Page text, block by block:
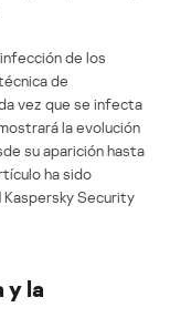
de los
de
vez que se infecta
la evolución
su aparición hasta
ha sido
Kaspersky Security
y la